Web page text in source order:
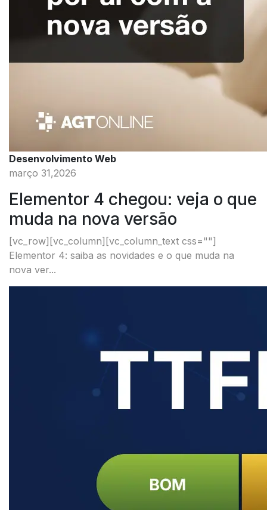
Desenvolvimento Web
março 31,2026
Elementor 4 chegou: veja o que
muda na nova versão
[vc_row][vc_column][vc_column_text css=""]
Elementor 4: saiba as novidades e o que muda na
nova ver...